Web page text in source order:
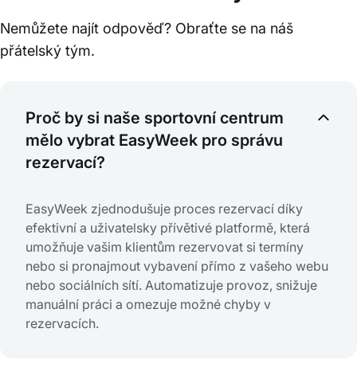
Nemůžete najít odpověď? Obraťte se na náš
přátelský tým.
Proč by si naše sportovní centrum
mělo vybrat EasyWeek pro správu
rezervací?
EasyWeek zjednodušuje proces rezervací díky
efektivní a uživatelsky přívětivé platformě, která
umožňuje vašim klientům rezervovat si termíny
nebo si pronajmout vybavení přímo z vašeho webu
nebo sociálních sítí. Automatizuje provoz, snižuje
manuální práci a omezuje možné chyby v
rezervacích.